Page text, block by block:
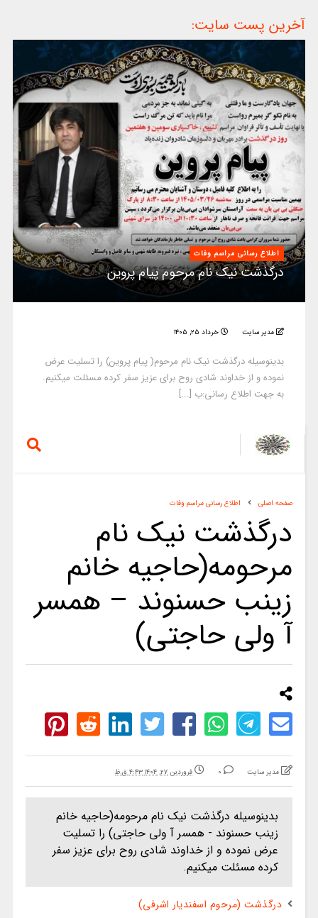
آخرین پست سایت:
اطلاع رسانی مراسم وفات
درگذشت نیک نام مرحوم پیام پروین
مدیر سایت خرداد ۲۵, ۱۴۰۵
بدینوسیله درگذشت نیک نام مرحوم( پیام پروین) را تسلیت عرض
نموده و از خداوند شادی روح برای عزیز سفر کرده مسئلت میکنیم.
به جهت اطلاع رسانی:ب [...]
صفحه اصلی اطلاع رسانی مراسم وفات
درگذشت نیک نام
مرحومه(حاجیه خانم
زینب حسنوند – همسر
آ ولی حاجتی)
مدیر سایت 0 فروردین ۲۷, ۱۴۰۴ ۴:۴۳ ق.ظ
بدینوسیله درگذشت نیک نام مرحومه(حاجیه خانم
زینب حسنوند - همسر آ ولی حاجتی) را تسلیت
عرض نموده و از خداوند شادی روح برای عزیز سفر
کرده مسئلت میکنیم.
درگذشت (مرحوم اسفندیار اشرفی)